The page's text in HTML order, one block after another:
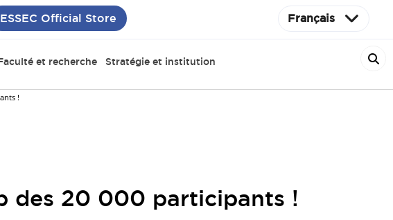
ESSEC Official Store Français
et recherche Stratégie et institution
!
des 20 000 participants !